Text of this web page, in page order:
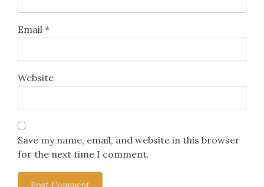
Email *
Website
Save my name, email, and website in this browser
for the next time I comment.